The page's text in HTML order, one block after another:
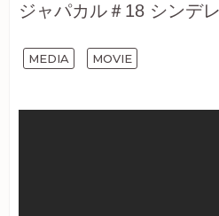
ジャパカル＃18 シンデ
MEDIA MOVIE